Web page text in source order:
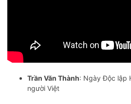
Trần Văn Thành: Ngày Độc lập
người Việt